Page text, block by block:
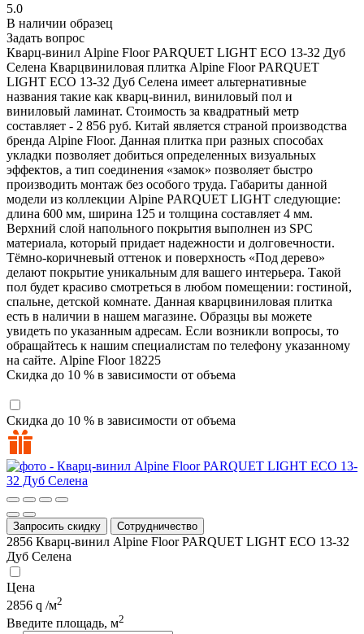
5.0
В наличии образец
Задать вопрос
Кварц-винил Alpine Floor PARQUET LIGHT ЕСО 13-32 Дуб
Селена Кварцвиниловая плитка Alpine Floor PARQUET
LIGHT ЕСО 13-32 Дуб Селена имеет альтернативные
названия такие как кварц-винил, виниловый пол и
виниловый ламинат. Стоимость за квадратный метр
составляет - 2 856 руб. Китай является страной производства
бренда Alpine Floor. Данная плитка при разных способах
укладки позволяет добиться определенных визуальных
эффектов, а тип соединения «замок» позволяет быстро
производить монтаж без особого труда. Габариты данной
модели из коллекции Alpine PARQUET LIGHT следующие:
длина 600 мм, ширина 125 и толщина составляет 4 мм.
Верхний слой напольного покрытия выполнен из SPC
материала, который придает надежности и долговечности.
Тёмно-коричневый оттенок и поверхность «Под дерево»
делают покрытие уникальным для вашего интерьера. Такой
пол будет красиво смотреться в любом помещении: гостиной,
спальне, детской комнате. Данная кварцвиниловая плитка
есть в наличии в нашем магазине. Образцы вы можете
увидеть по указанным адресам. Если возникли вопросы, то
обращайтесь к нашим специалистам по телефону указанному
на сайте. Alpine Floor 18225
Скидка до 10 % в зависимости от объема
Скидка до 10 % в зависимости от объема
Запросить скидку Сотрудничество
2856 Кварц-винил Alpine Floor PARQUET LIGHT ЕСО 13-32
Дуб Селена
Цена
2856
/м2
Введите площадь, м2